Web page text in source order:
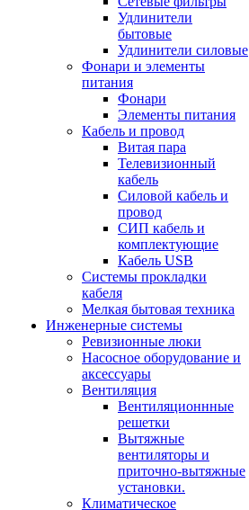
Удлинители
бытовые
Удлинители силовые
Фонари и элементы
питания
Фонари
Элементы питания
Кабель и провод
Витая пара
Телевизионный
кабель
Силовой кабель и
провод
СИП кабель и
комплектующие
Кабель USB
Системы прокладки
кабеля
Мелкая бытовая техника
Инженерные системы
Ревизионные люки
Насосное оборудование и
аксессуары
Вентиляция
Вентиляционнные
решетки
Вытяжные
вентиляторы и
приточно-вытяжные
установки.
Климатическое